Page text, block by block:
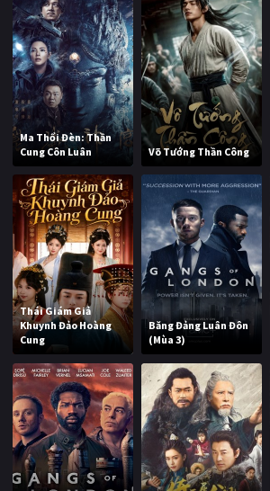
Ma Thổi Đèn: Thần
Cung Côn Luân
Võ Tướng Thần Công
Thái Giám Giả
Khuynh Đảo Hoàng
Cung
Băng Đảng Luân Đôn
(Mùa 3)